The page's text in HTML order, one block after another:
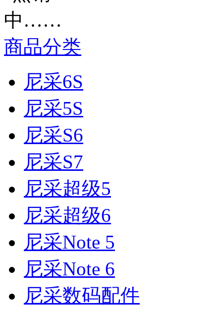
商品分类
尼采6S
尼采5S
尼采S6
尼采S7
尼采超级5
尼采超级6
尼采Note 5
尼采Note 6
尼采数码配件